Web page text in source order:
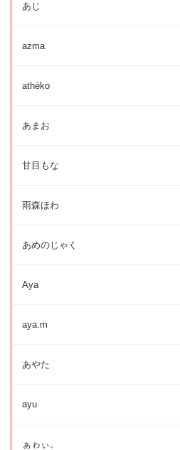
あじ
azma
athéko
あまお
甘目もな
雨森ほわ
あめのじゃく
Aya
aya.m
あやた
ayu
ぁゎぃ。